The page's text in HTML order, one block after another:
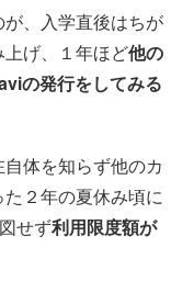
、入学直後はちが
げ、１年ほど他の
の発行をしてみる
体を知らず他のカ
２年の夏休み頃に
せず利用限度額が